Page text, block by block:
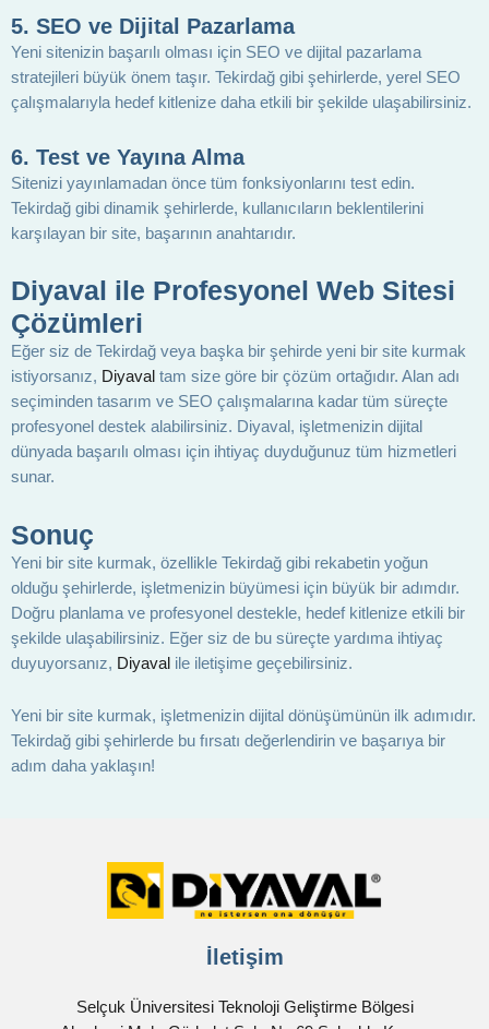
5. SEO ve Dijital Pazarlama
Yeni sitenizin başarılı olması için SEO ve dijital pazarlama
stratejileri büyük önem taşır. Tekirdağ gibi şehirlerde, yerel SEO
çalışmalarıyla hedef kitlenize daha etkili bir şekilde ulaşabilirsiniz.
6. Test ve Yayına Alma
Sitenizi yayınlamadan önce tüm fonksiyonlarını test edin.
Tekirdağ gibi dinamik şehirlerde, kullanıcıların beklentilerini
karşılayan bir site, başarının anahtarıdır.
Diyaval ile Profesyonel Web Sitesi
Çözümleri
Eğer siz de Tekirdağ veya başka bir şehirde yeni bir site kurmak
istiyorsanız, Diyaval tam size göre bir çözüm ortağıdır. Alan adı
seçiminden tasarım ve SEO çalışmalarına kadar tüm süreçte
profesyonel destek alabilirsiniz. Diyaval, işletmenizin dijital
dünyada başarılı olması için ihtiyaç duyduğunuz tüm hizmetleri
sunar.
Sonuç
Yeni bir site kurmak, özellikle Tekirdağ gibi rekabetin yoğun
olduğu şehirlerde, işletmenizin büyümesi için büyük bir adımdır.
Doğru planlama ve profesyonel destekle, hedef kitlenize etkili bir
şekilde ulaşabilirsiniz. Eğer siz de bu süreçte yardıma ihtiyaç
duyuyorsanız, Diyaval ile iletişime geçebilirsiniz.
Yeni bir site kurmak, işletmenizin dijital dönüşümünün ilk adımıdır.
Tekirdağ gibi şehirlerde bu fırsatı değerlendirin ve başarıya bir
adım daha yaklaşın!
İletişim
Selçuk Üniversitesi Teknoloji Geliştirme Bölgesi